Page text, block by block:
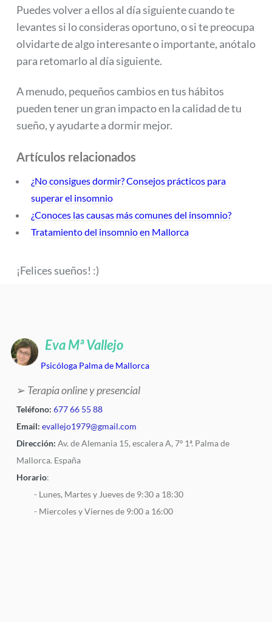
Puedes volver a ellos al día siguiente cuando te
levantes si lo consideras oportuno, o si te preocupa
olvidarte de algo interesante o importante, anótalo
para retomarlo al día siguiente.
A menudo, pequeños cambios en tus hábitos
pueden tener un gran impacto en la calidad de tu
sueño, y ayudarte a dormir mejor.
Artículos relacionados
¿No consigues dormir? Consejos prácticos para
superar el insomnio
¿Conoces las causas más comunes del insomnio?
Tratamiento del insomnio en Mallorca
¡Felices sueños! :)
Eva Mª Vallejo
Psicóloga Palma de Mallorca
➢ Terapia online y presencial
Teléfono: 677 66 55 88
Email: evallejo1979@gmail.com
Dirección: Av. de Alemania 15, escalera A, 7º 1ª. Palma de
Mallorca. España
Horario:
- Lunes, Martes y Jueves de 9:30 a 18:30
- Miercoles y Viernes de 9:00 a 16:00